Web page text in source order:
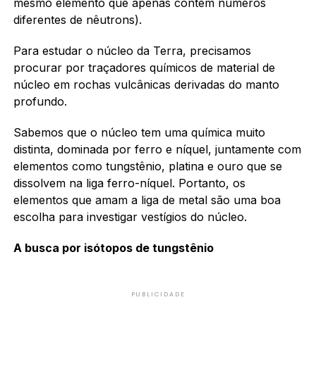
diferentes de nêutrons).
Para estudar o núcleo da Terra, precisamos
procurar por traçadores químicos de material de
núcleo em rochas vulcânicas derivadas do manto
profundo.
Sabemos que o núcleo tem uma química muito
distinta, dominada por ferro e níquel, juntamente com
elementos como tungstênio, platina e ouro que se
dissolvem na liga ferro-níquel. Portanto, os
elementos que amam a liga de metal são uma boa
escolha para investigar vestígios do núcleo.
A busca por isótopos de tungstênio
PUBLICIDADE